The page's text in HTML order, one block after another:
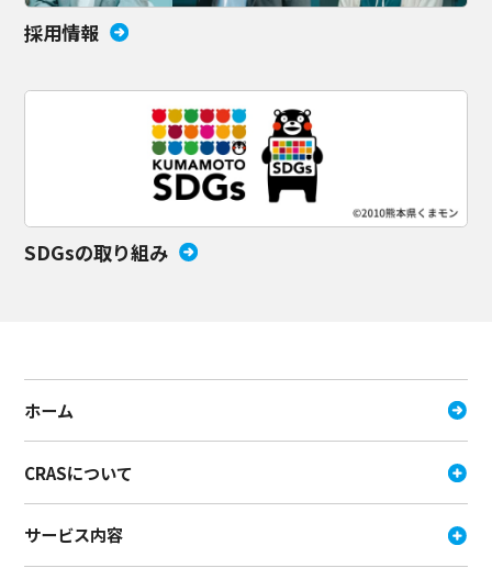
採用情報
SDGsの取り組み
ホーム
CRASについて
サービス内容